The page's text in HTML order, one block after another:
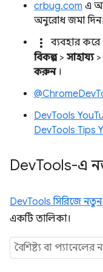
crbug.com এ
অনুরোধ জমা
more_vert ব্যবহার
বিকল্প> সাহায্য>
করুন।
DevTools
DevTools Tips
DevTools-এ
DevTools সিরিজে
একটি তালিকা।